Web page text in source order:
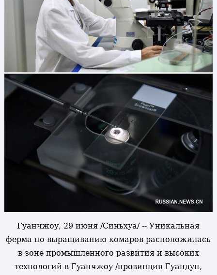
Гуанчжоу, 29 июня /Синьхуа/ -- Уникальная
ферма по выращиванию комаров расположилась
в зоне промышленного развития и высоких
технологий в Гуанчжоу /провинция Гуандун,